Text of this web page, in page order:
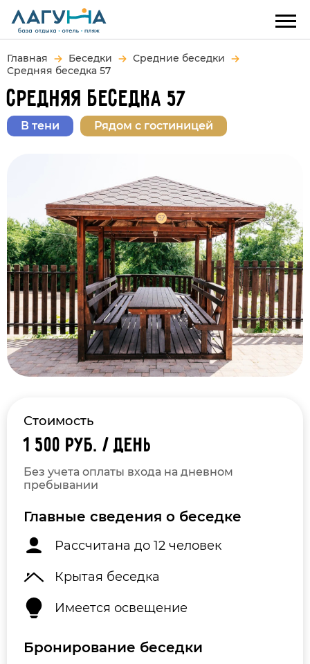
Главная Беседки
Средние беседки
Средняя беседка 57
СРЕДНЯЯ БЕСЕДКА 57
В тени Рядом с гостиницей
Стоимость
1 500 руб. / день
Без учета оплаты входа на дневном
пребывании
Главные сведения о беседке
Рассчитана до 12 человек
Крытая беседка
Имеется освещение
Бронирование беседки